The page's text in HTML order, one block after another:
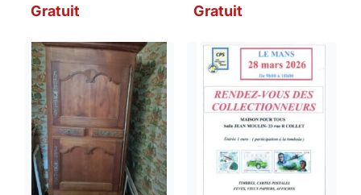
Gratuit Gratuit